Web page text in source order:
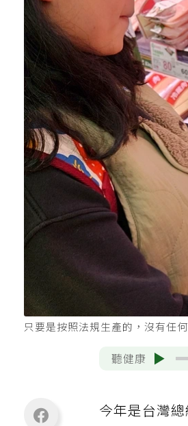
只要是按照法規生產的，沒有任
聽健康
今年是台灣